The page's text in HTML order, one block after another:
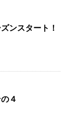
ンスタート！
４